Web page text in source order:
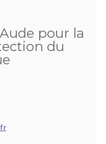
pour la
du